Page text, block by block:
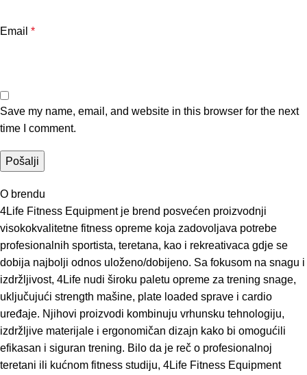
Email *
Save my name, email, and website in this browser for the next
time I comment.
O brendu
4Life Fitness Equipment je brend posvećen proizvodnji
visokokvalitetne fitness opreme koja zadovoljava potrebe
profesionalnih sportista, teretana, kao i rekreativaca gdje se
dobija najbolji odnos uloženo/dobijeno. Sa fokusom na snagu i
izdržljivost, 4Life nudi široku paletu opreme za trening snage,
uključujući strength mašine, plate loaded sprave i cardio
uređaje. Njihovi proizvodi kombinuju vrhunsku tehnologiju,
izdržljive materijale i ergonomičan dizajn kako bi omogućili
efikasan i siguran trening. Bilo da je reč o profesionalnoj
teretani ili kućnom fitness studiju, 4Life Fitness Equipment